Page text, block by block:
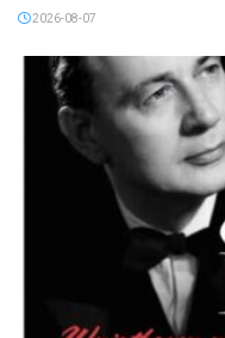
2026-08-07